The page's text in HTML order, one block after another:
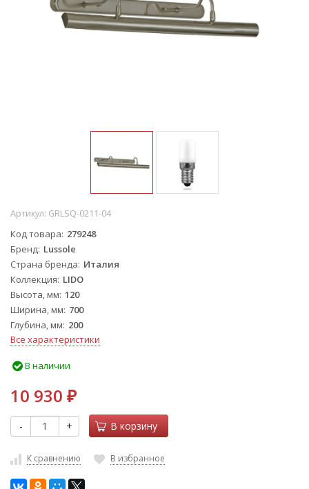
Артикул: GRLSQ-0211-04
Код товара 279248
Бренд Lussole
Страна бренда Италия
Коллекция LIDO
Высота, мм 120
Ширина, мм 700
Глубина, мм 200
Все характеристики
В наличии
10 930 ₽
- + В корзину
К сравнению В избранное